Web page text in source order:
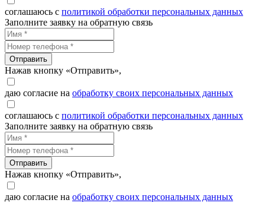
соглашаюсь с политикой обработки персональных данных
Заполните заявку на обратную связь
Отправить
Нажав кнопку «Отправить»,
даю согласие на обработку своих персональных данных
соглашаюсь с политикой обработки персональных данных
Заполните заявку на обратную связь
Отправить
Нажав кнопку «Отправить»,
даю согласие на обработку своих персональных данных